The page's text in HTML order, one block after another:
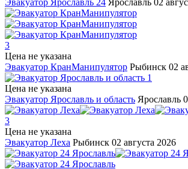
Эвакуатор Ярославль 24 Ярославль 02
3
Цена не указана
Эвакуатор КранМанипулятор Рыбинск 02
1
Цена не указана
Эвакуатор Ярославль и область Ярославль
3
Цена не указана
Эвакуатор Леха Рыбинск 02 августа 2026